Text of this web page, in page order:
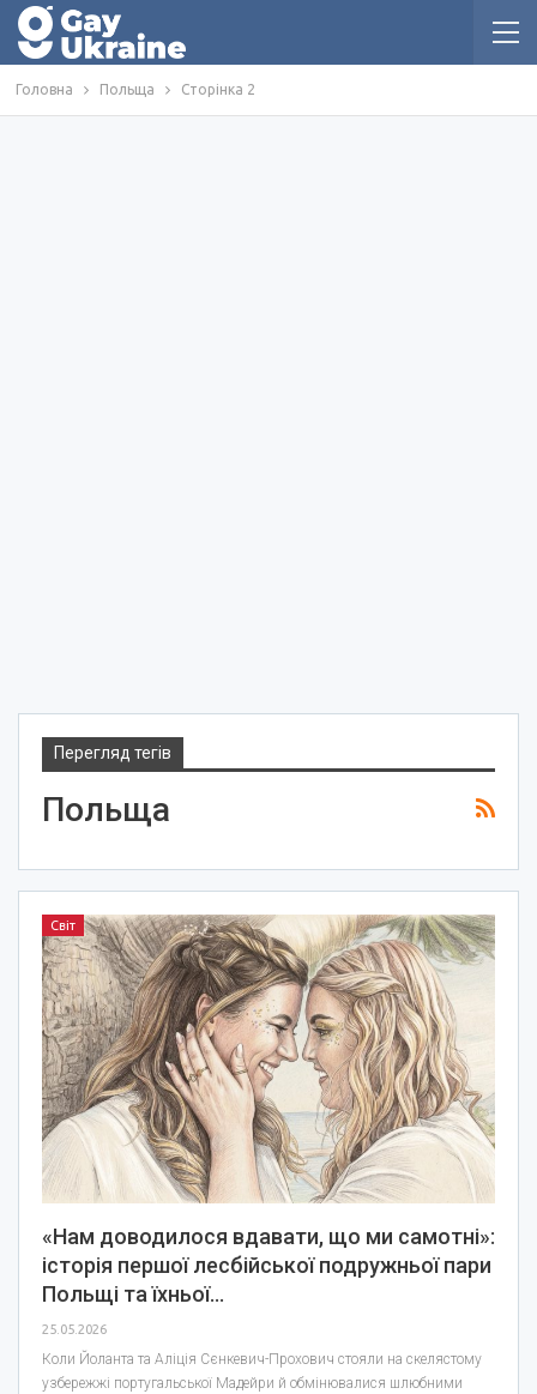
Головна Польща Сторінка 2
Перегляд тегів
Польща
Світ
«Нам доводилося вдавати, що ми самотні»:
історія першої лесбійської подружньої пари
Польщі та їхньої…
25.05.2026
Коли Йоланта та Аліція Сєнкевич-Прохович стояли на скелястому
узбережжі португальської Мадейри й обмінювалися шлюбними